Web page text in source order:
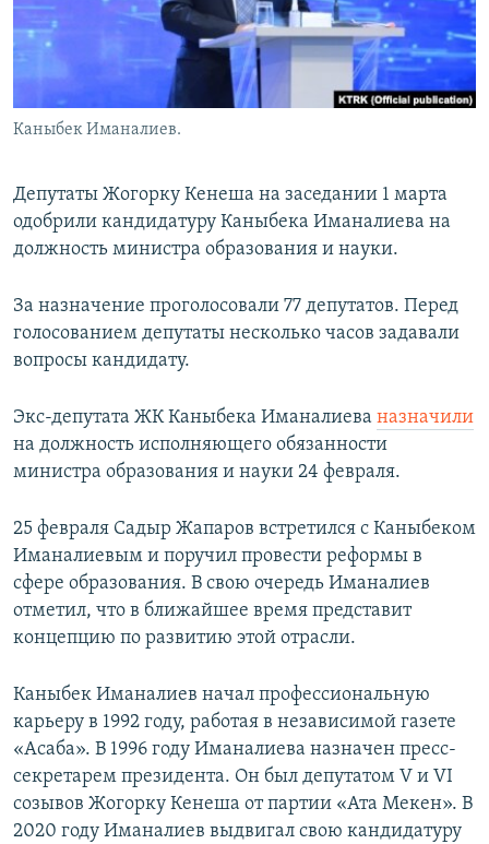
Каныбек Иманалиев.
Депутаты Жогорку Кенеша на заседании 1 марта
одобрили кандидатуру Каныбека Иманалиева на
должность министра образования и науки.
За назначение проголосовали 77 депутатов. Перед
голосованием депутаты несколько часов задавали
вопросы кандидату.
Экс-депутата ЖК Каныбека Иманалиева назначили
на должность исполняющего обязанности
министра образования и науки 24 февраля.
25 февраля Садыр Жапаров встретился с Каныбеком
Иманалиевым и поручил провести реформы в
сфере образования. В свою очередь Иманалиев
отметил, что в ближайшее время представит
концепцию по развитию этой отрасли.
Каныбек Иманалиев начал профессиональную
карьеру в 1992 году, работая в независимой газете
«Асаба». В 1996 году Иманалиева назначен пресс-
секретарем президента. Он был депутатом V и VI
созывов Жогорку Кенеша от партии «Ата Мекен». В
2020 году Иманалиев выдвигал свою кандидатуру